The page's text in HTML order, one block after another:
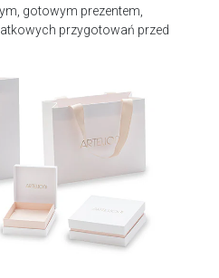
gotowym prezentem,
przygotowań przed